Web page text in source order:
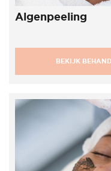
Algenpeeling
BEKIJK